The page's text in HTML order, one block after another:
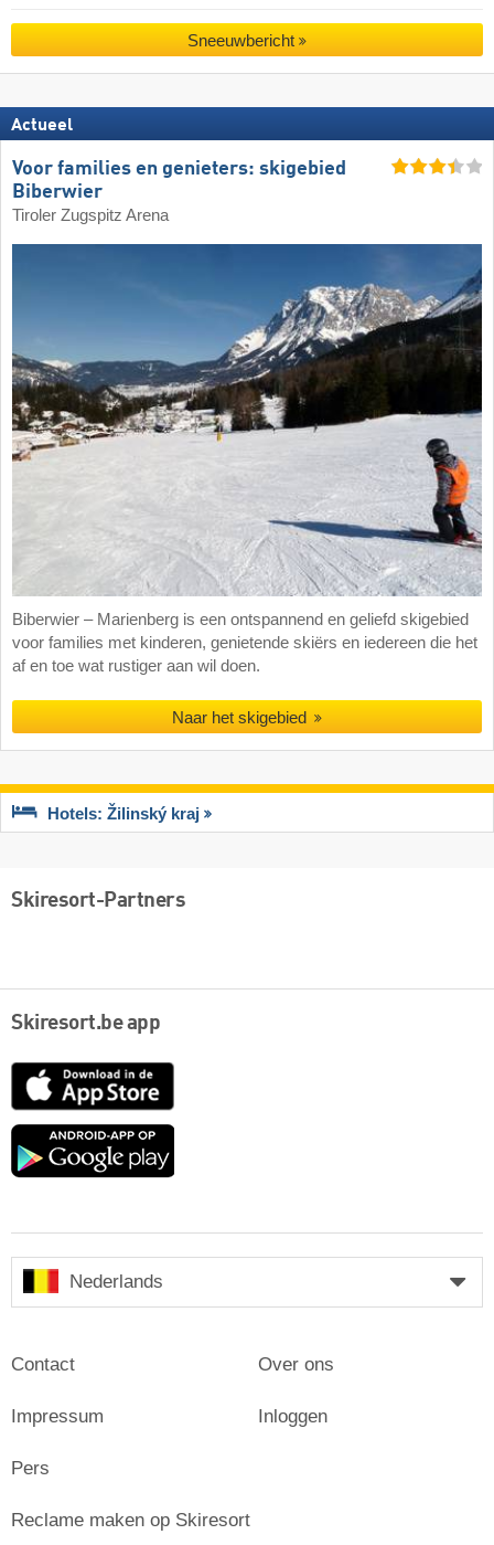
Sneeuwbericht
Actueel
Voor families en genieters: skigebied
Biberwier
Tiroler Zugspitz Arena
Biberwier – Marienberg is een ontspannend en geliefd skigebied
voor families met kinderen, genietende skiërs en iedereen die het
af en toe wat rustiger aan wil doen.
Naar het skigebied
Hotels: Žilinský kraj
Skiresort-Partners
Skiresort.be app
App
Google
Nederlands
Contact
Impressum
Pers
Over ons
Inloggen
Reclame maken op Skiresort